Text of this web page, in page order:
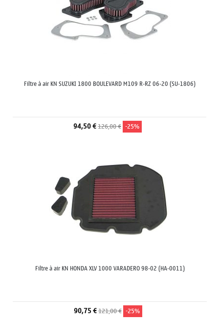
Filtre à air KN SUZUKI 1800 BOULEVARD M109 R-RZ 06-20 (SU-1806)
94,50 €126,00 € -25%
Filtre à air KN HONDA XLV 1000 VARADERO 98-02 (HA-0011)
90,75 €121,00 € -25%